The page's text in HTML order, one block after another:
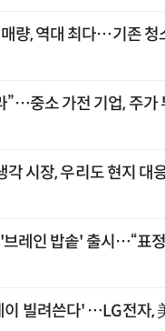
량, 역대 최다…기존 청
”…중소 가전 기업, 주가
각 시장, 우리도 현지 대
레인 밥솥' 출시…“표
이 빌려쓴다' …LG전자,